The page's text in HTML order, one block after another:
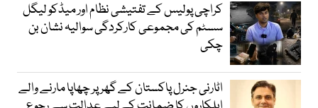
کراچی پولیس کے تفتیشی نظام اور میڈکو لیگل
سسٹم کی مجموعی کارکردگی سوالیہ نشان بن
چکی
اٹارنی جنرل پاکستان کے گھر پر چھاپا مارنے والے